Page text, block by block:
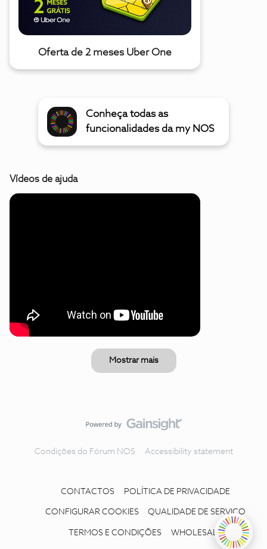
Oferta de 2 meses Uber One
Conheça todas as
funcionalidades da my NOS
Vídeos de ajuda
Mostrar mais
Condições do Fórum NOS Accessibility statement
CONTACTOS POLÍTICA DE PRIVACIDADE
CONFIGURAR COOKIES QUALIDADE DE SERVIÇO
TERMOS E CONDIÇÕES WHOLESALE